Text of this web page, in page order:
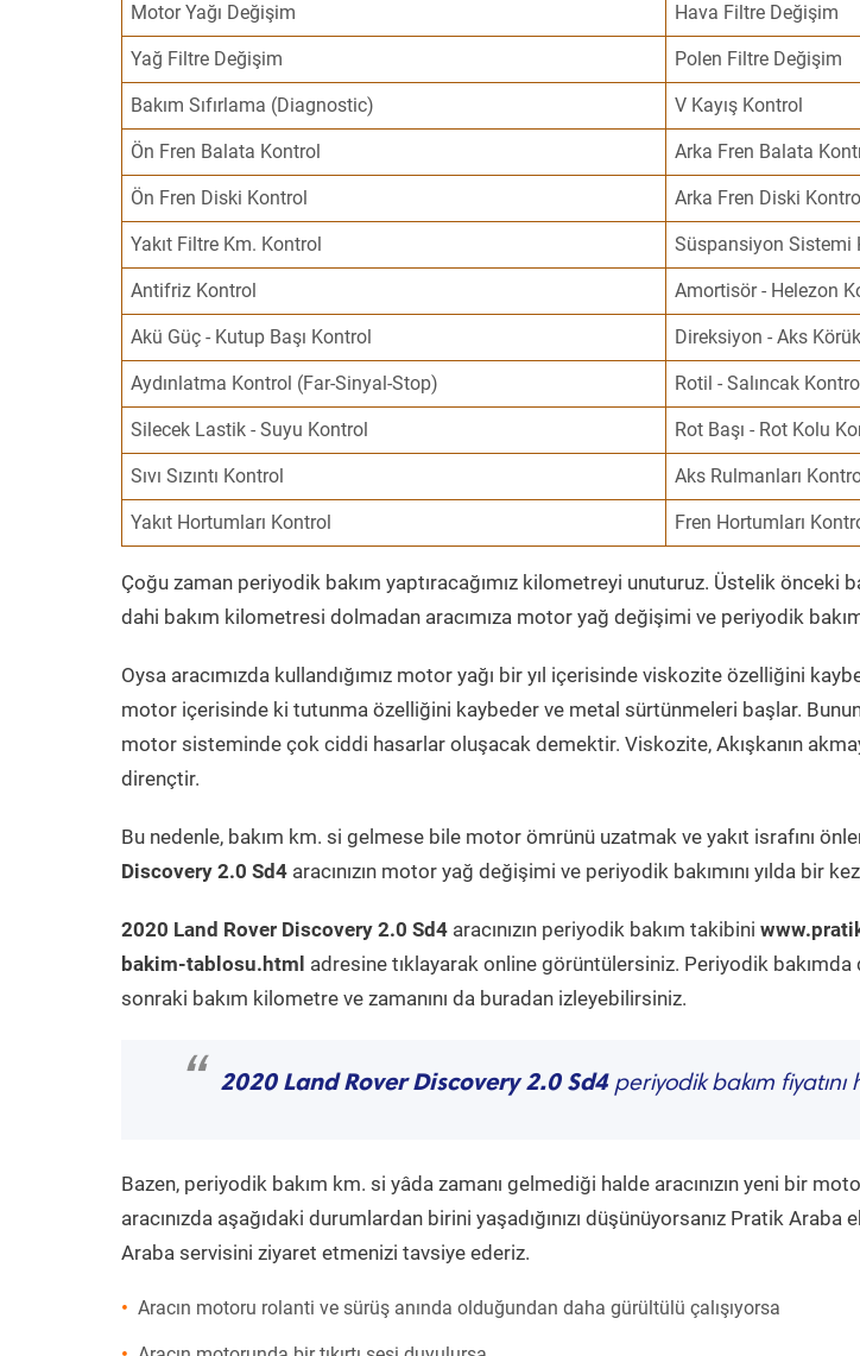
Motor Yağı Değişim Hava Filtre Değişim
Yağ Filtre Değişim Polen Filtre Değişim
Bakım Sıfırlama (Diagnostic) V Kayış Kontrol
Ön Fren Balata Kontrol Arka Fren Balata
Ön Fren Diski Kontrol Arka Fren Diski
Yakıt Filtre Km. Kontrol Süspansiyon Sistemi
Antifriz Kontrol Amortisör - Helezon
Akü Güç - Kutup Başı Kontrol Direksiyon - Aks
Aydınlatma Kontrol (Far-Sinyal-Stop) Rotil - Salıncak
Silecek Lastik - Suyu Kontrol Rot Başı - Rot Kolu
Sıvı Sızıntı Kontrol Aks Rulmanları
Yakıt Hortumları Kontrol Fren Hortumları
Çoğu zaman periyodik bakım yaptıracağımız kilometreyi unuturuz. Üstelik önceki
dahi bakım kilometresi dolmadan aracımıza motor yağ değişimi ve periyodik
Oysa aracımızda kullandığımız motor yağı bir yıl içerisinde viskozite özelliğini
motor içerisinde ki tutunma özelliğini kaybeder ve metal sürtünmeleri başlar. Bunun
motor sisteminde çok ciddi hasarlar oluşacak demektir. Viskozite, Akışkanın
dirençtir.
Bu nedenle, bakım km. si gelmese bile motor ömrünü uzatmak ve yakıt israfını
Discovery 2.0 Sd4 aracınızın motor yağ değişimi ve periyodik bakımını yılda bir
2020 Land Rover Discovery 2.0 Sd4 aracınızın periyodik bakım takibini
bakim-tablosu.html adresine tıklayarak online görüntülersiniz. Periyodik
sonraki bakım kilometre ve zamanını da buradan izleyebilirsiniz.
“ 2020 Land Rover Discovery 2.0 Sd4 periyodik bakım
Bazen, periyodik bakım km. si yâda zamanı gelmediği halde aracınızın yeni bir
aracınızda aşağıdaki durumlardan birini yaşadığınızı düşünüyorsanız Pratik Araba
Araba servisini ziyaret etmenizi tavsiye ederiz.
Aracın motoru rolanti ve sürüş anında olduğundan daha gürültülü çalışıyorsa